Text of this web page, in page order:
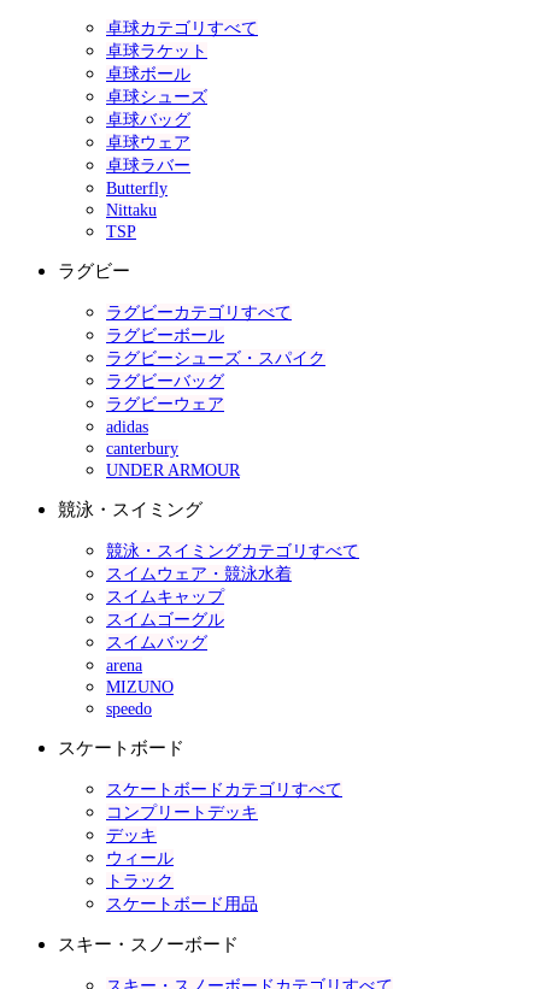
卓球カテゴリすべて
卓球ラケット
卓球ボール
卓球シューズ
卓球バッグ
卓球ウェア
卓球ラバー
Butterfly
Nittaku
TSP
ラグビー
ラグビーカテゴリすべて
ラグビーボール
ラグビーシューズ・スパイク
ラグビーバッグ
ラグビーウェア
adidas
canterbury
UNDER ARMOUR
競泳・スイミング
競泳・スイミングカテゴリすべて
スイムウェア・競泳水着
スイムキャップ
スイムゴーグル
スイムバッグ
arena
MIZUNO
speedo
スケートボード
スケートボードカテゴリすべて
コンプリートデッキ
デッキ
ウィール
トラック
スケートボード用品
スキー・スノーボード